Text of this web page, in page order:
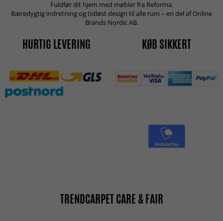
Fuldfør dit hjem med møbler fra Reforma.
Bæredygtig indretning og tidløst design til alle rum – en del af Online
Brands Nordic AB.
HURTIG LEVERING KØB SIKKERT
TRENDCARPET CARE & FAIR